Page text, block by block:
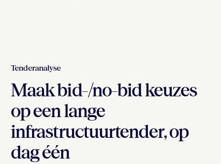
Tenderanalyse
Maak bid-/no-bid keuzes
op een lange
infrastructuurtender, op
dag één